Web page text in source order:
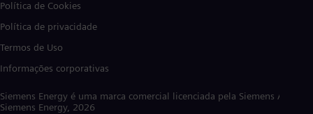
Política de Cookies
Política de privacidade
Termos de Uso
Informações corporativas
Siemens Energy é uma marca comercial licenciada pela Siemens AG. ©
Siemens Energy, 2026